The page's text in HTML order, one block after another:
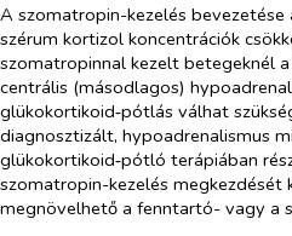
A szomatropin-kezelés bevezetése
szérum kortizol koncentrációk
szomatropinnal kezelt betegeknél
centrális (másodlagos)
glükokortikoid‑pótlás válhat
diagnosztizált, hypoadrenalismus
glükokortikoid‑pótló terápiában
szomatropin-kezelés
megnövelhető a fenntartó- vagy a